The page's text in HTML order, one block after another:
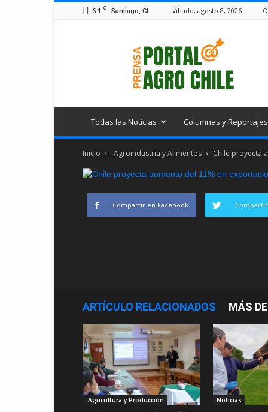
6.1 C Santiago, CL sábado, agosto 8, 2026
Todas las Noticias Columnas y Reportajes
Inicio Agroindustria y Alimentos Chile proyecta
Compartir en Facebook
ARTÍCULO RELACIONADOS MÁS
Agricultura y Producción Noticias